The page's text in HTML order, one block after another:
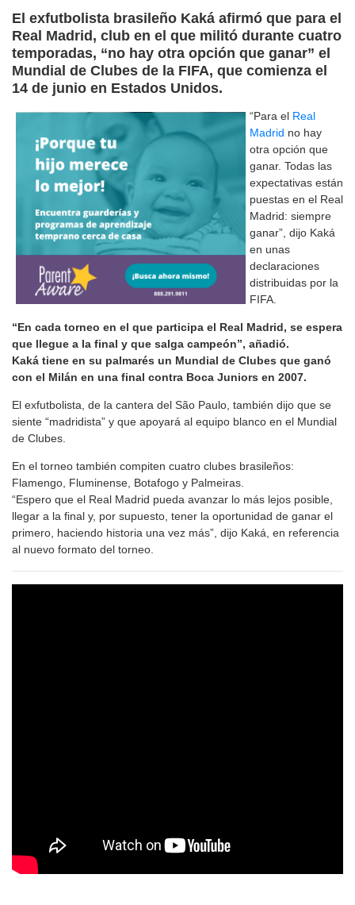
El exfutbolista brasileño Kaká afirmó que para el
Real Madrid, club en el que militó durante cuatro
temporadas, “no hay otra opción que ganar” el
Mundial de Clubes de la FIFA, que comienza el
14 de junio en Estados Unidos.
“Para el Real
Madrid no hay
otra opción que
ganar. Todas las
expectativas están
puestas en el Real
Madrid: siempre
ganar”, dijo Kaká
en unas
declaraciones
distribuidas por la
FIFA.
“En cada torneo en el que participa el Real Madrid, se espera
que llegue a la final y que salga campeón”, añadió.
Kaká tiene en su palmarés un Mundial de Clubes que ganó
con el Milán en una final contra Boca Juniors en 2007.
El exfutbolista, de la cantera del São Paulo, también dijo que se
siente “madridista” y que apoyará al equipo blanco en el Mundial
de Clubes.
En el torneo también compiten cuatro clubes brasileños:
Flamengo, Fluminense, Botafogo y Palmeiras.
“Espero que el Real Madrid pueda avanzar lo más lejos posible,
llegar a la final y, por supuesto, tener la oportunidad de ganar el
primero, haciendo historia una vez más”, dijo Kaká, en referencia
al nuevo formato del torneo.